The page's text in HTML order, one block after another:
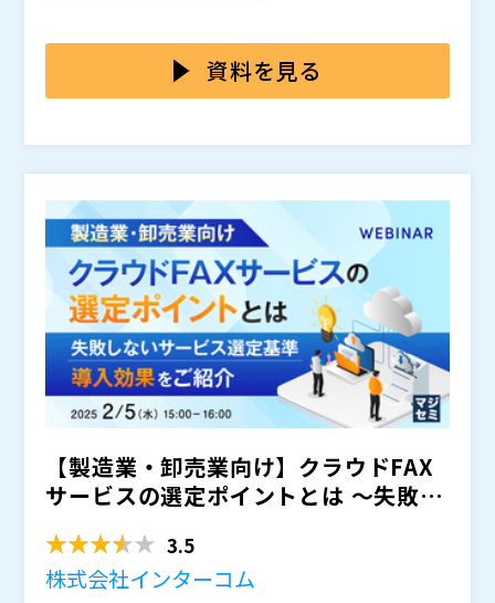
SaaSの普及により、これらのサービスが簡単に利用で
きるようになり、今後のデジタル社会の標準となること
療、金融、不動産、公共サービスなど業界特有の利用例
も増加しています。しかし、電子署名・タイムスタンプ
「サーバーを立てるべきか、クラウドを活用するか」と
いった基本的な選択肢から、暗号技術の選定や安全性の
維持、セキュリティインシデントへの対応まで、多くの
検討事項が存在します。さらに、最新の脅威や法規制に
対応し続けるための運用負荷やコストも懸念されます。
名・タイムスタンプソリューションを組み込みたいと考
えているITベンダーの方を対象に開催します。 電子署
プサービスの選定や機能の実装に必要な基礎知識を含
め、実際の実装手順や実例をご紹介します。 さらに、
三菱電機インフォメーションシステムズが提供する電子
署名・認証ソリューション「MistyGuardシリーズ」を
ご紹介。ソリューションの機能概要や過去の導入実績を
踏まえ、「自社ソリューションに手軽に電子署名を組み
込みたい」「ペーパーレス化を進めるにあたり、PDFだ
けでなく多様な形式・大容量のファイルや書類も対象に
したい」などのニーズにも対応できる特徴などをご説明
します。新暗号方式への対応についても触れさせていた
だきます。 長年電子証明や電子認証ビジネスに携わっ
てきた三菱電機インフォメーションシステムズ株式会社
だからこそお伝えできる内容ですので、ぜひこの機会に
ご参加ください。
タイムスタンプの機能を組み込みたいと考えている方
・市場には多くの電子契約サービスプロバイダーが存在
するが、電子署名・タイムスタンプ機能だけを導入した
いとお考えの方 ・自社やお客様のオンプレミス環境に
電子署名機能を組み込みたいが、市場はクラウド署名が
多いとお悩みの方
三菱電機インフォメーションシステムズ株式会社（）
三菱電機インフォメーションシステムズ株式会社は、2
025/4/1から三菱電機デジタルイノベーション株式会社
となりました。 三菱電機デジタルイノベーション株式
会社：
株式会社オープンソース活用研究所（）
マジセミ株式会社（）
※共催、協賛、協力、講演企業は将来的に追加、削除さ
れる可能性があります。
資料を見る
【製造業・卸売業向け】クラウドFAX
サービスの選定ポイントとは ～失敗し
3.5
株式会社インターコム